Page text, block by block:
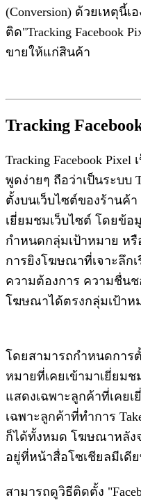
(Conversion) ด้วยเหตุนี้เ
ติด"Tracking Facebook
ขายให้แก่สินค้า
Tracking
Tracking Facebook
พูดง่ายๆ ถือว่าเป็นระบบ
ตั้งบนเว็บไซต์ของร้านค้
เยี่ยมชมเว็บไซต์ โดยข้อ
กำหนดกลุ่มเป้าหมาย หรื
การยิงโฆษณาที่เจาะลึกเ
ความต้องการ ความชื่น
โฆษณาได้ตรงกลุ่มเป้าห
โดยสามารถกำหนดการ
หมายที่เคยเข้ามาเยี่ยม
แสดงเฉพาะลูกค้าที่เคย
เฉพาะลูกค้าที่ทำการ
ก็ได้ทั้งหมด โฆษณาหลัง
อยู่ที่หน้าสื่อโซเชียลมีเดี
สามารถดูวิธีติดตั้ง